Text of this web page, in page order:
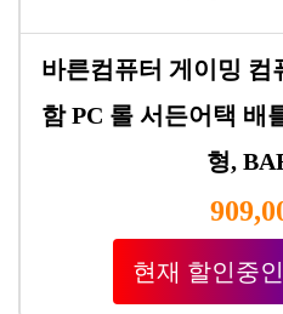
바른컴퓨터 게이밍 컴
함 PC 롤 서든어택 배
형,
현재 할인중